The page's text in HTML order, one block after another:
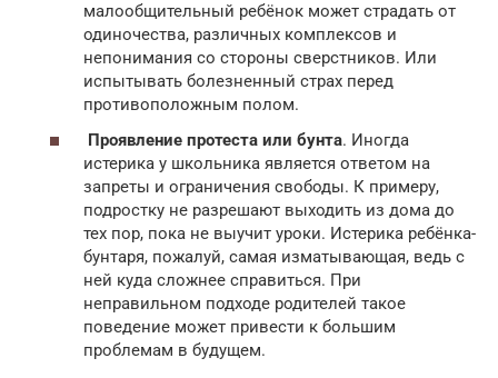
малообщительный ребёнок может страдать от
одиночества, различных комплексов и
непонимания со стороны сверстников. Или
испытывать болезненный страх перед
противоположным полом.
Проявление протеста или бунта. Иногда
истерика у школьника является ответом на
запреты и ограничения свободы. К примеру,
подростку не разрешают выходить из дома до
тех пор, пока не выучит уроки. Истерика ребёнка-
бунтаря, пожалуй, самая изматывающая, ведь с
ней куда сложнее справиться. При
неправильном подходе родителей такое
поведение может привести к большим
проблемам в будущем.